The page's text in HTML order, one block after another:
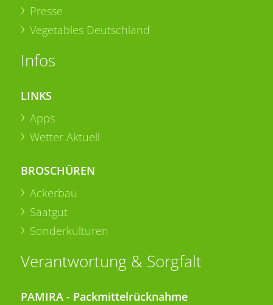
Presse
Vegetables Deutschland
Infos
LINKS
Apps
Wetter Aktuell
BROSCHÜREN
Ackerbau
Saatgut
Sonderkulturen
Verantwortung & Sorgfalt
PAMIRA - Packmittelrücknahme